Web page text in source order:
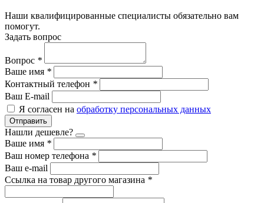
Наши квалифицированные специалисты обязательно вам
помогут.
Задать вопрос
Вопрос *
Ваше имя *
Контактный телефон *
Ваш E-mail
Я согласен на обработку персональных данных
Отправить
Нашли дешевле?
Ваше имя *
Ваш номер телефона *
Ваш e-mail
Ссылка на товар другого магазина *